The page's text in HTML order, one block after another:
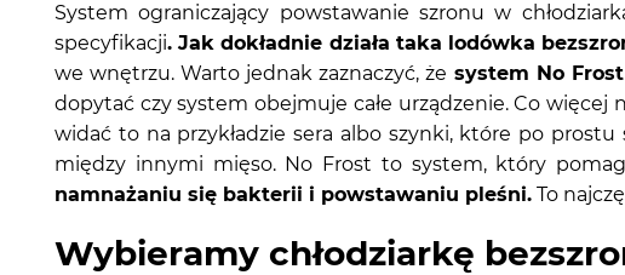
System ograniczający powstawanie szronu w
specyfikacji. Jak dokładnie działa taka lodówka
we wnętrzu. Warto jednak zaznaczyć, że system No Frost
dopytać czy system obejmuje całe urządzenie. Co
widać to na przykładzie sera albo szynki, które po
między innymi mięso. No Frost to system, który
namnażaniu się bakterii i powstawaniu pleśni. To
Wybieramy chłodziarkę